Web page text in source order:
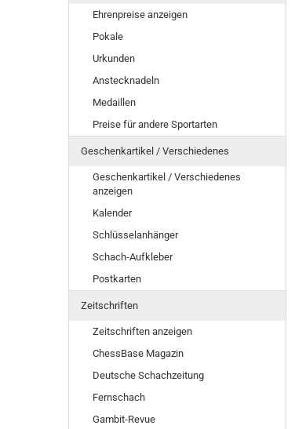
Ehrenpreise anzeigen
Pokale
Urkunden
Anstecknadeln
Medaillen
Preise für andere Sportarten
Geschenkartikel / Verschiedenes
Geschenkartikel / Verschiedenes
anzeigen
Kalender
Schlüsselanhänger
Schach-Aufkleber
Postkarten
Zeitschriften
Zeitschriften anzeigen
ChessBase Magazin
Deutsche Schachzeitung
Fernschach
Gambit-Revue